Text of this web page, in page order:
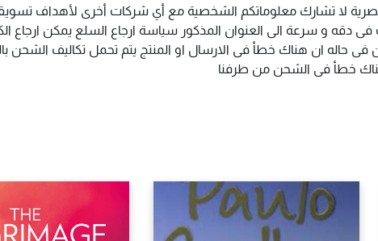
لا تشارك معلوماتكم الشخصية مع أي شركات أخرى لأهداف
و سرعة الى العنوان المذكور سياسة ارجاع السلع يمكن ارجاع
حاله ان هناك خطأ فى الارسال او المنتج يتم تحمل تكاليف الشحن
هناك خطأ فى الشحن من طرفنا